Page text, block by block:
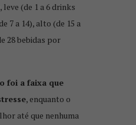
(de 1 a 6 drinks
7 a 14), alto (de 15 a
28 bebidas por
foi a faixa que
, enquanto o
até que nenhuma